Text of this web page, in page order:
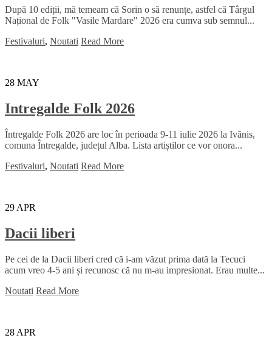
După 10 ediții, mă temeam că Sorin o să renunțe, astfel că Târgul
Național de Folk "Vasile Mardare" 2026 era cumva sub semnul...
Festivaluri, Noutati Read More
28 MAY
Intregalde Folk 2026
Întregalde Folk 2026 are loc în perioada 9-11 iulie 2026 la Ivănis,
comuna Întregalde, județul Alba. Lista artiștilor ce vor onora...
Festivaluri, Noutati Read More
29 APR
Dacii liberi
Pe cei de la Dacii liberi cred că i-am văzut prima dată la Tecuci
acum vreo 4-5 ani și recunosc că nu m-au impresionat. Erau multe...
Noutati Read More
28 APR